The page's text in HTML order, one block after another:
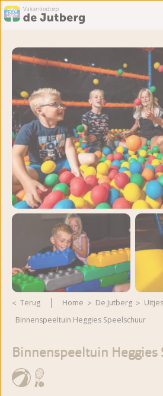
Terug Home De Jutberg
Uitjes
Binnenspeeltuin Heggies Speelschuur
Binnenspeeltuin Heggies